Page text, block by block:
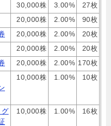
30,000株 3.00%
27枚
20,000株 2.00%
90枚
20,000株 2.00%
20枚
20,000株 2.00%
20枚
20,000株 2.00% 170枚
10,000株 1.00% 10枚
グ
10,000株 1.00% 16枚